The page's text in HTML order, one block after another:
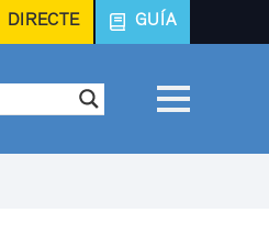
DIRECTE GUÍA